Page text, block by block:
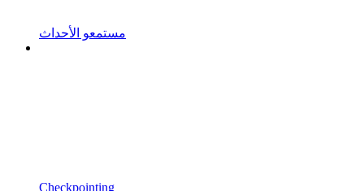
مستمعو الأحداث
Checkpointing